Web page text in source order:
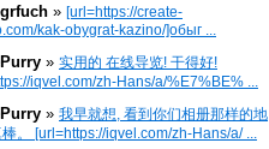
» [url=https://create-
kak-obygrat-kazino/]обыг ...
» 实用的 在线导览! 干得好!
iqvel.com/zh-Hans/a/%E7%BE% ...
» 我早就想, 看到你们相册那样的地
。 [url=https://iqvel.com/zh-Hans/a/ ...